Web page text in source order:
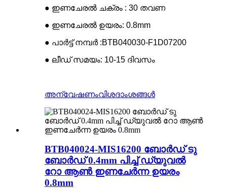
● ഇണചേരൽ ചക്രം : 30 തവണ
● ഇണചേരൽ ഉയരം: 0.8mm
● പാർട്ട് നമ്പർ :BTB040030-F1D07200
● ലീഡ് സമയം: 10-15 ദിവസം
അന്വേഷണംവിശദാംശങ്ങൾ
BTB040024-MIS16200 ബോർഡ് ടു
ബോർഡ് 0.4mm പിച്ച് ഡ്യുവൽ
റോ ആൺ ഇണചേർന്ന ഉയരം
0.8mm